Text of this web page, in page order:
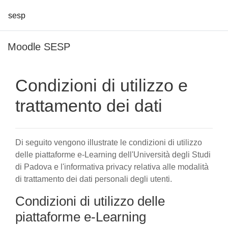
sesp
Moodle SESP
Condizioni di utilizzo e
trattamento dei dati
Di seguito vengono illustrate le condizioni di utilizzo
delle piattaforme e-Learning dell'Università degli Studi
di Padova e l'informativa privacy relativa alle modalità
di trattamento dei dati personali degli utenti.
Condizioni di utilizzo delle
piattaforme e-Learning